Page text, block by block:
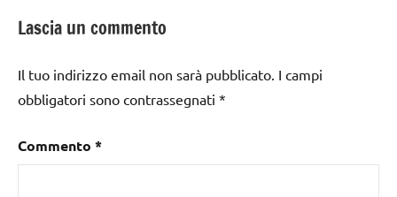
Lascia un commento
Il tuo indirizzo email non sarà pubblicato. I campi
obbligatori sono contrassegnati *
Commento *